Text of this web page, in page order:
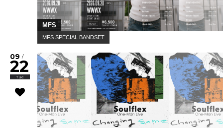
MFS
MFS SPECIAL BANDSET
09 /
22
Tue